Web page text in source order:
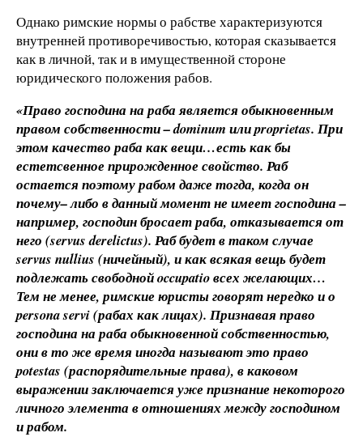
Однако римские нормы о рабстве характеризуются
внутренней противоречивостью, которая сказывается
как в личной, так и в имущественной стороне
юридического положения рабов.
«Право господина на раба является обыкновенным
правом собственности – dominum или proprietas. При
этом качество раба как вещи…есть как бы
естетсвенное прирожденное свойство. Раб
остается поэтому рабом даже тогда, когда он
почему– либо в данный момент не имеет господина –
например, господин бросает раба, отказывается от
него (servus derelictus). Раб будет в таком случае
servus nullius (ничейный), и как всякая вещь будет
подлежать свободной occupatio всех желающих…
Тем не менее, римские юристы говорят нередко и о
persona servi (рабах как лицах). Признавая право
господина на раба обыкновенной собственностью,
они в то же время иногда называют это право
potestas (распорядительные права), в каковом
выражении заключается уже признание некоторого
личного элемента в отношениях между господином
и рабом.